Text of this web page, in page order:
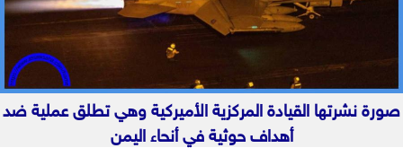
صورة نشرتها القيادة المركزية الأميركية وهي تطلق عملية ضد
أهداف حوثية في أنحاء اليمن